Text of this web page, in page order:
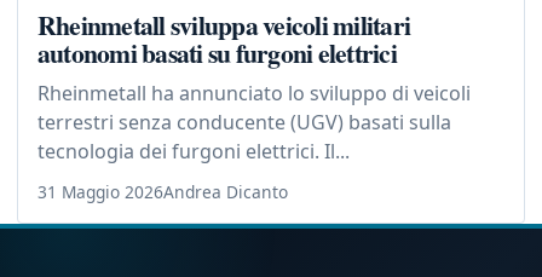
Rheinmetall sviluppa veicoli militari
autonomi basati su furgoni elettrici
Rheinmetall ha annunciato lo sviluppo di veicoli
terrestri senza conducente (UGV) basati sulla
tecnologia dei furgoni elettrici. Il...
31 Maggio 2026Andrea Dicanto